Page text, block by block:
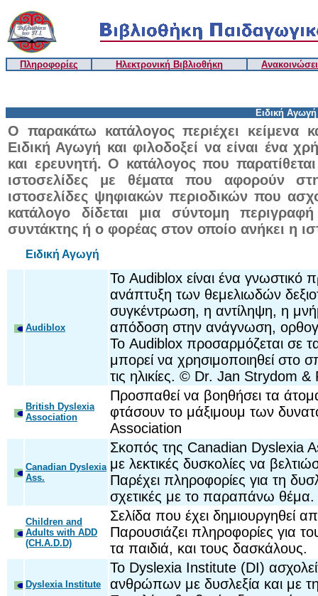
Πληροφορίες Ηλεκτρονική Βιβλιοθήκη
Ειδική Αγωγή
Ο παρακάτω κατάλογος περιέχει
Ειδική Αγωγή και φιλοδοξεί να είναι ένα
και ερευνητή. Ο κατάλογος που
ιστοσελίδες με θέματα που αφορούν
ιστοσελίδες ψηφιακών περιοδικών που
κατάλογο δίδεται μια σύντομη
συντάκτης ή ο φορέας στον οποίο ανήκει η
Ειδική Αγωγή
Audiblox
Το Audiblox είναι ένα γνωστικό
ανάπτυξη των θεμελιωδών
συγκέντρωση, η αντίληψη, η
απόδοση στην ανάγνωση,
Το Audiblox προσαρμόζεται σε
μπορεί να χρησιμοποιηθεί στο
τις ηλικίες. © Dr. Jan Strydom
British Dyslexia
Association
Προσπαθεί να βοηθήσει τα
φτάσουν το μάξιμουμ των
Association
Canadian Dyslexia
Ass.
Σκοπός της Canadian Dyslexia
με λεκτικές δυσκολίες να
Παρέχει πληροφορίες για τη
σχετικές με το παραπάνω
Children and
Adults with ADD
(CH.A.D.D)
Σελίδα που έχει δημιουργηθεί
Παρουσιάζει πληροφορίες για
τα παιδιά, και τους δασκάλους.
Dyslexia Institute
Το Dyslexia Institute (DI)
ανθρώπων με δυσλεξία και με